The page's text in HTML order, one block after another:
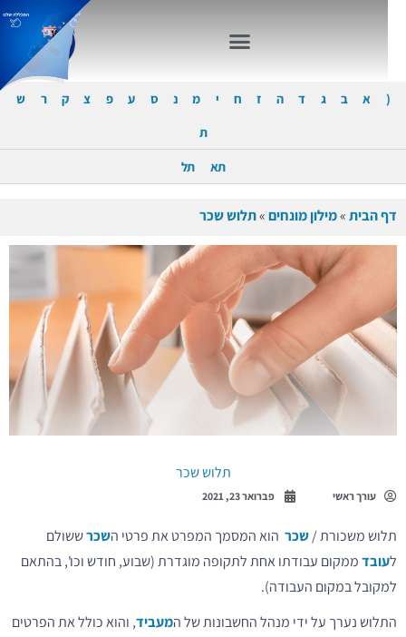
תא
תל
דף הבית»מילון מונחים»תלוש שכר
תלוש שכר
עורך ראשי פברואר 23, 2021
תלוש משכורת /שכרהוא המסמך המפרט את פרטי ה שכרששולם
עובדממקום עבודתו אחת לתקופה מוגדרת (שבוע, חודש וכו', בהתאם
למקובל במקום העבודה).
התלוש נערך על ידי מנהל החשבונות של המעביד, והוא כולל את הפרטים